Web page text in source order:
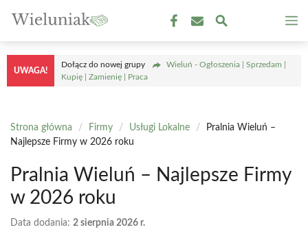
treści
UWAGA!
Dołącz do nowej grupy
Wieluń - Ogłoszenia | Sprzedam |
Kupię | Zamienię | Praca
Strona główna / Firmy / Usługi Lokalne /
Pralnia Wieluń –
Najlepsze Firmy w 2026 roku
Pralnia Wieluń – Najlepsze Firmy
w 2026 roku
Data dodania: 2 sierpnia 2026 r.